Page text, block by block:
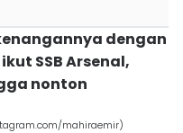
dengan
SSB Arsenal,
nonton
mahiraemir)